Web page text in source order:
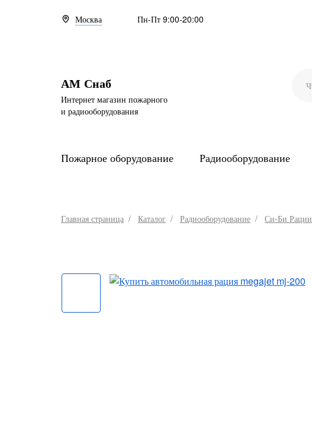
Москва Пн-Пт 9:00-20:00
АМ Снаб
Интернет магазин пожарного
и радиооборудования
Пожарное оборудование Радиооборудование
Главная страница Каталог Радиооборудование Си-Би Рации